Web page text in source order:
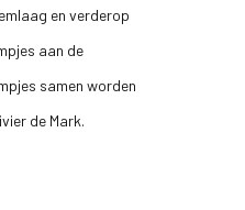
en verderop
aan de
samen worden
de Mark.